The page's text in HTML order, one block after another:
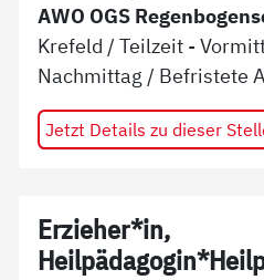
AWO OGS
Krefeld /Teilzeit -
Nachmittag / Befristete
Jetzt Details zu dieser
Erzieher*in,